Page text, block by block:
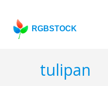
RGBSTOCK
tulipan